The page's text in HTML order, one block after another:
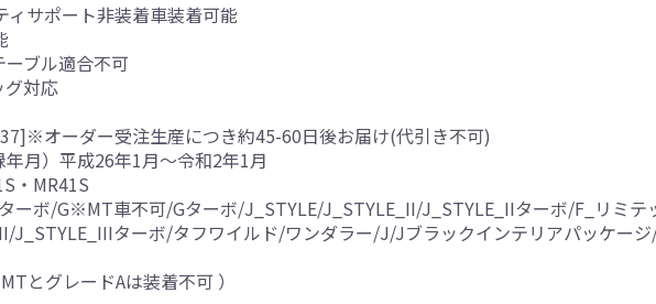
ィサポート非装着車装着可能
ブル適合不可
グ対応
オーダー受注生産につき約45-60日後お届け(代引き不可)
月）平成26年1月～令和2年1月
・MR41S
ーボ/G※MT車不可/Gターボ/J_STYLE/J_STYLE_II/J_STYLE_IIターボ/F_リミテ
J_STYLE_IIIターボ/タフワイルド/ワンダラー/J/Jブラックインテリアパッケー
とグレードAは装着不可 ）